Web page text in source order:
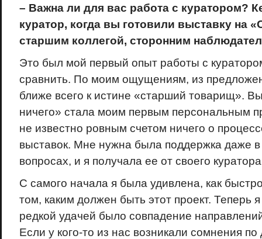
– Важна ли для вас работа с куратором?
куратор, когда вы готовили выставку на
старшим коллегой, сторонним
Это был мой первый опыт работы с
сравнить. По моим ощущениям, из
ближе всего к истине «старший товарищ».
ничего» стала моим первым персональным
не известно ровным счетом ничего о
выставок. Мне нужна была поддержка даже в
вопросах, и я получала ее от своего
С самого начала я была удивлена, как
том, каким должен быть этот проект. Теперь
редкой удачей было совпадение
Если у кого-то из нас возникали сомнения